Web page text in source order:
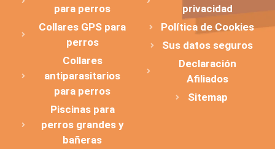
para perros
Collares GPS para
perros
Collares
antiparasitarios
para perros
Piscinas para
perros grandes y
bañeras
privacidad
Política de Cookies
Sus datos seguros
Declaración
Afiliados
Sitemap